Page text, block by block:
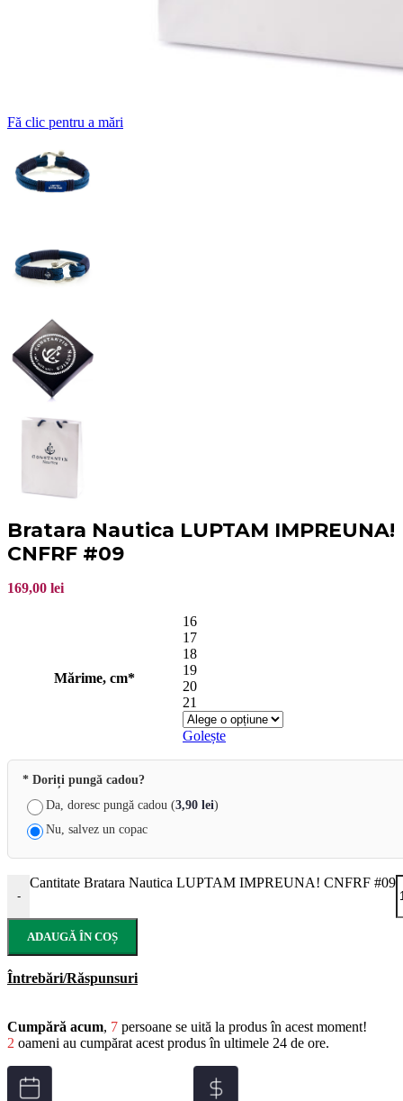
Fă clic pentru a mări
Bratara Nautica LUPTAM IMPREUNA!
CNFRF #09
169,00 lei
Mărime, cm*
16
17
18
19
20
21
Golește
* Doriți pungă cadou?
Da, doresc pungă cadou (3,90 lei)
Nu, salvez un copac
-
Cantitate Bratara Nautica LUPTAM IMPREUNA! CNFRF #09
ADAUGĂ ÎN COȘ
Întrebări/Răspunsuri
Cumpără acum, 7 persoane se uită la produs în acest moment!
2 oameni au cumpărat acest produs în ultimele 24 de ore.